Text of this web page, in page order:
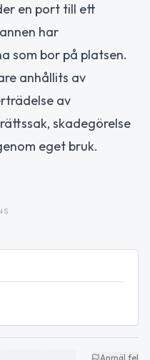
en port till ett
har
som bor på platsen.
anhållits av
av
skadegörelse
eget bruk.
Anmäl fel